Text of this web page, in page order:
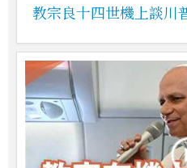
教宗良十四世機上談川